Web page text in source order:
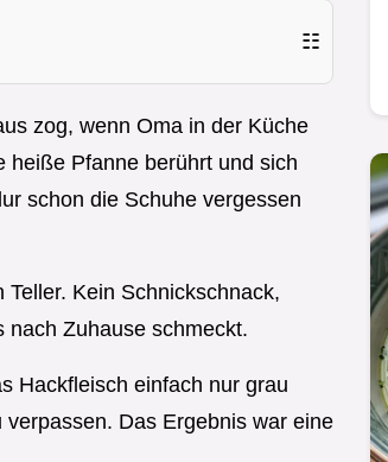
☷
zog, wenn Oma in der Küche
heiße Pfanne berührt und sich
schon die Schuhe vergessen
Kein Schnickschnack,
nach Zuhause schmeckt.
Hackfleisch einfach nur grau
Das Ergebnis war eine